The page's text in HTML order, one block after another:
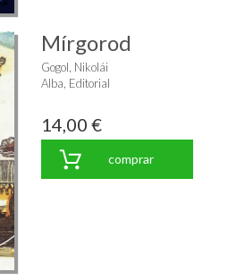
Mírgorod
Gogol, Nikolái
Alba, Editorial
14,00 €
comprar